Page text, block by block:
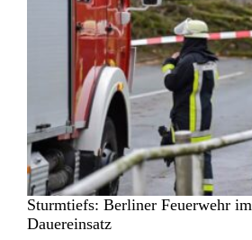
Sturmtiefs: Berliner Feuerwehr im
Dauereinsatz